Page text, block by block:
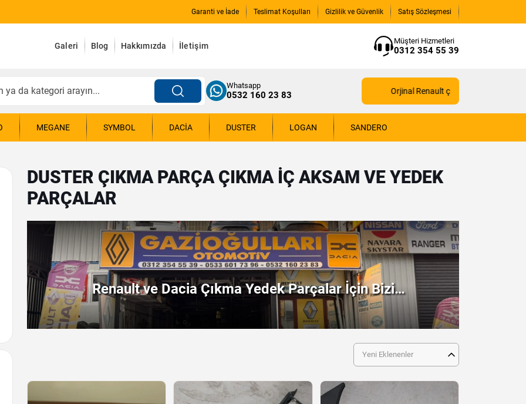
Garanti ve İade Teslimat Koşulları Gizlilik ve Güvenlik Satış Sözleşmesi
Galeri Blog Hakkımızda İletişim
Müşteri Hizmetleri
0312 354 55 39
Whatsapp
0532 160 23 83 Orjinal Renault çıkma yedek parçaları
MEGANE SYMBOL DACIA DUSTER LOGAN SANDERO
DUSTER ÇIKMA PARÇA ÇIKMA İÇ AKSAM VE YEDEK
PARÇALAR
Renault ve Dacia Çıkma Yedek Parçalar İçin Bizi
Arayın!
Yeni Eklenenler